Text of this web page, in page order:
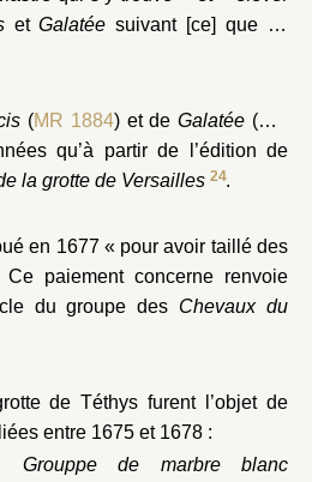
etGalatée suivant [ce] que M.
(MR 1884) et deGalatée (MR
qu’à partir de l’édition de
la grotte de Versailles 24.
en 1677 « pour avoir taillé des
paiement concerne renvoie
du groupe des Chevaux du
de Téthys furent l’objet de
entre 1675 et 1678 :
Grouppe de marbre blanc